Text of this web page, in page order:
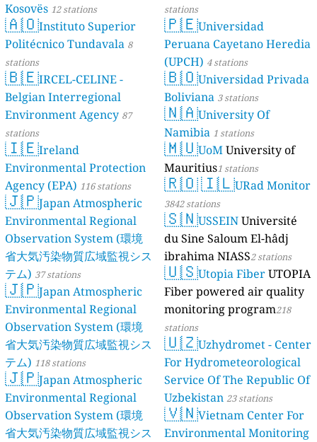
Kosovës 12 stations
🇦🇴Instituto Superior
Politécnico Tundavala 8
stations
🇧🇪IRCEL-CELINE -
Belgian Interregional
Environment Agency 87
stations
🇮🇪Ireland
Environmental Protection
Agency (EPA) 116 stations
🇯🇵Japan Atmospheric
Environmental Regional
Observation System (環境
省大気汚染物質広域監視シス
テム) 37 stations
🇯🇵Japan Atmospheric
Environmental Regional
Observation System (環境
省大気汚染物質広域監視シス
テム) 118 stations
🇯🇵Japan Atmospheric
Environmental Regional
Observation System (環境
省大気汚染物質広域監視シス
stations
🇵🇪Universidad
Peruana Cayetano Heredia
(UPCH) 4 stations
🇧🇴Universidad Privada
Boliviana 3 stations
🇳🇦University Of
Namibia 1 stations
🇲🇺UoMUniversity of
Mauritius1 stations
🇷🇴🇮🇱URad Monitor
3842 stations
🇸🇳USSEINUniversité
du Sine Saloum El-hâdj
ibrahima NIASS2 stations
🇺🇸Utopia FiberUTOPIA
Fiber powered air quality
monitoring program218
stations
🇺🇿Uzhydromet - Center
For Hydrometeorological
Service Of The Republic Of
Uzbekistan 23 stations
🇻🇳Vietnam Center For
Environmental Monitoring